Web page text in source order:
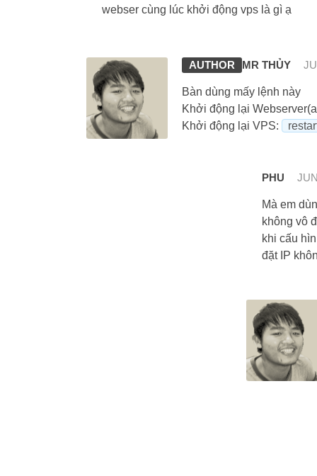
webser cùng lúc khởi động vps là gì ạ
MR THỦY
Bàn dùng mấy lệnh này
Khởi động lại
Khởi động lại VPS:
PHU
Mà em
không vô
khi cấu
đặt IP